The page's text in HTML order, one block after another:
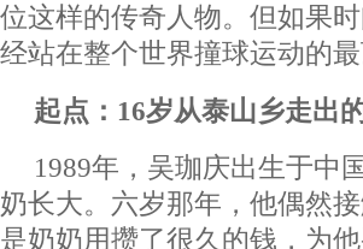
位这样的传奇人物。但如果
经站在整个世界撞球运动的最
起点：16岁从泰山乡走出
1989年，吴珈庆出生于中
奶长大。六岁那年，他偶然
是奶奶用攒了很久的钱，为